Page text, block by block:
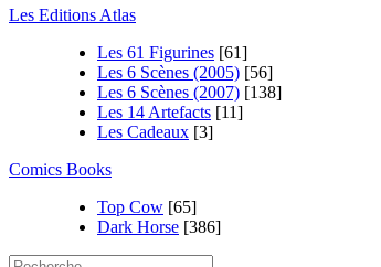
Les Editions Atlas
Les 61 Figurines [61]
Les 6 Scènes (2005) [56]
Les 6 Scènes (2007) [138]
Les 14 Artefacts [11]
Les Cadeaux [3]
Comics Books
Top Cow [65]
Dark Horse [386]